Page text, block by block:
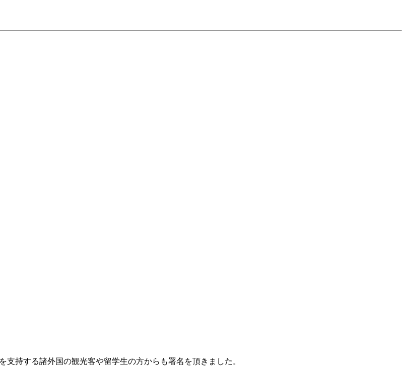
支持する諸外国の観光客や留学生の方からも署名を頂きました。